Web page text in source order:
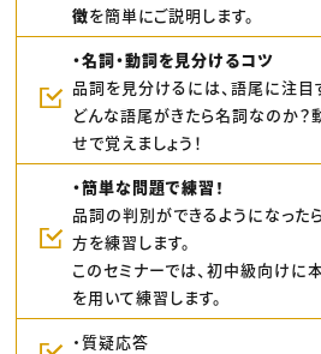
徴を簡単にご説明します。
・名詞・動詞を見分けるコツ
品詞を見分けるには、語尾に注目
どんな語尾がきたら名詞なのか
せで覚えましょう！
・簡単な問題で練習！
品詞の判別ができるようになった
方を練習します。
このセミナーでは、初中級向けに
を用いて練習します。
・質疑応答